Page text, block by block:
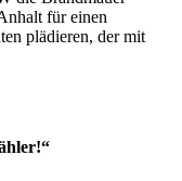
für einen
plädieren, der mit